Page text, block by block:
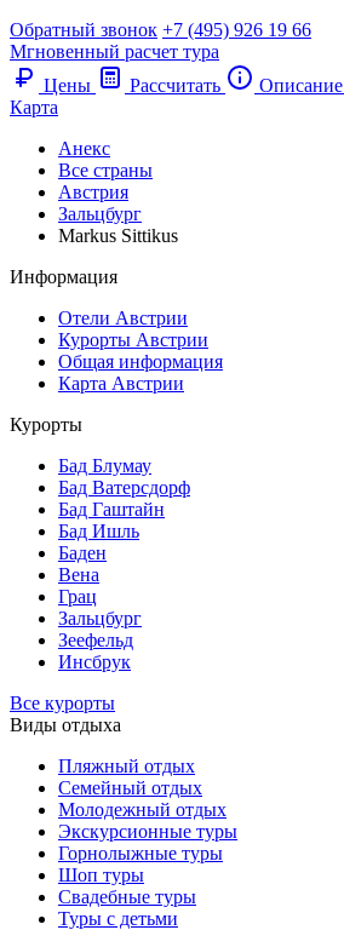
Обратный звонок +7 (495) 926 19 66
Мгновенный расчет тура
Цены
Рассчитать Описание
Карта
Анекс
Все страны
Австрия
Зальцбург
Markus Sittikus
Информация
Отели Австрии
Курорты Австрии
Общая информация
Карта Австрии
Курорты
Бад Блумау
Бад Ватерсдорф
Бад Гаштайн
Бад Ишль
Баден
Вена
Грац
Зальцбург
Зеефельд
Инсбрук
Все курорты
Виды отдыха
Пляжный отдых
Семейный отдых
Молодежный отдых
Экскурсионные туры
Горнолыжные туры
Шоп туры
Свадебные туры
Туры с детьми